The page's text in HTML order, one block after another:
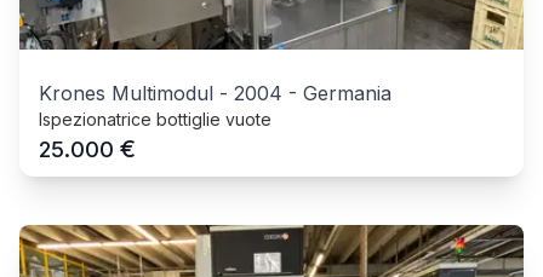
Krones Multimodul - 2004 - Germania
Ispezionatrice bottiglie vuote
25.000 €